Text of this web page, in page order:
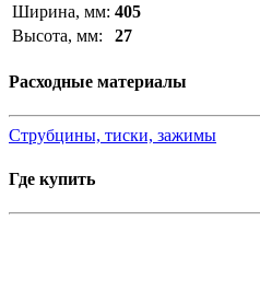
Ширина, мм: 405
Высота, мм:
27
Расходные материалы
Струбцины, тиски, зажимы
Где купить